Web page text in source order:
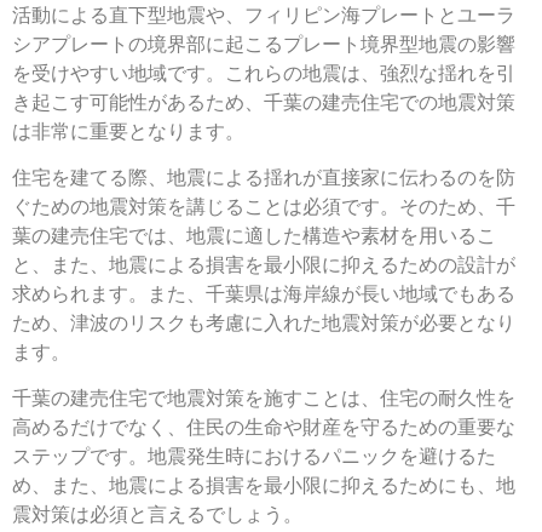
活動による直下型地震や、フィリピン海プレートとユーラ
シアプレートの境界部に起こるプレート境界型地震の影響
を受けやすい地域です。これらの地震は、強烈な揺れを引
き起こす可能性があるため、千葉の建売住宅での地震対策
は非常に重要となります。
住宅を建てる際、地震による揺れが直接家に伝わるのを防
ぐための地震対策を講じることは必須です。そのため、千
葉の建売住宅では、地震に適した構造や素材を用いるこ
と、また、地震による損害を最小限に抑えるための設計が
求められます。また、千葉県は海岸線が長い地域でもある
ため、津波のリスクも考慮に入れた地震対策が必要となり
ます。
千葉の建売住宅で地震対策を施すことは、住宅の耐久性を
高めるだけでなく、住民の生命や財産を守るための重要な
ステップです。地震発生時におけるパニックを避けるた
め、また、地震による損害を最小限に抑えるためにも、地
震対策は必須と言えるでしょう。